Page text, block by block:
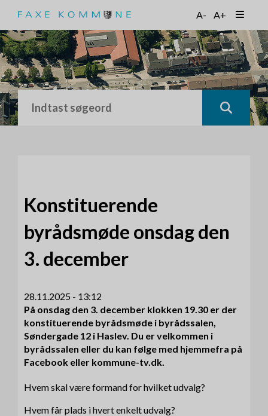
t
i
l
h
o
v
e
d
A- A+
Konstituerende
byrådsmøde onsdag den
3. december
28.11.2025 - 13:12
På onsdag den 3. december klokken 19.30 er der
konstituerende byrådsmøde i byrådssalen,
Søndergade 12 i Haslev. Du er velkommen i
byrådssalen eller du kan følge med hjemmefra på
Facebook eller kommune-tv.dk.
Hvem skal være formand for hvilket udvalg?
Hvem får plads i hvert enkelt udvalg?